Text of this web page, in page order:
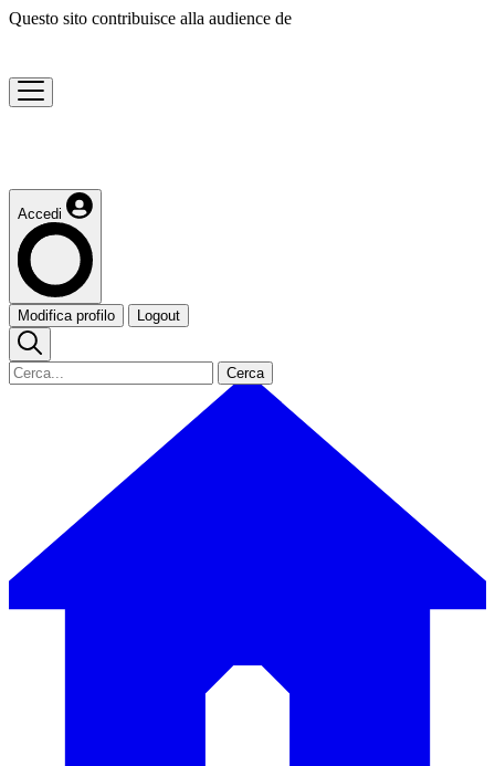
Questo sito contribuisce alla audience de
Accedi
Modifica profilo Logout
Cerca